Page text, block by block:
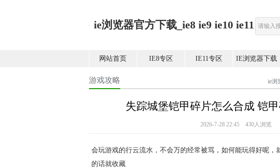
ie浏览器官方下载_ie8 ie9 ie10 ie11
网站首页 IE8专区 IE11专区 IE浏览器下载
游戏攻略 ie浏
失踪城堡铠甲碎片怎么合成 铠
2026-7-28 22:45 430人浏览
会玩游戏的行云流水，不会万的经常被骂，如何能玩得好呢
的话就收藏